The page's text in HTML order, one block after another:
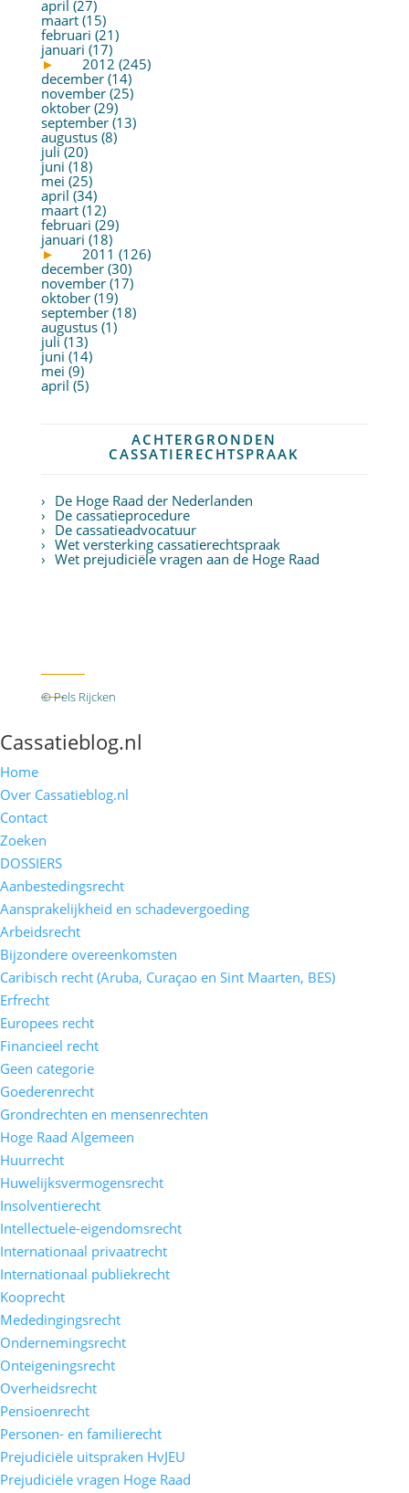
april (27)
maart (15)
februari (21)
januari (17)
►
2012 (245)
december (14)
november (25)
oktober (29)
september (13)
augustus (8)
juli (20)
juni (18)
mei (25)
april (34)
maart (12)
februari (29)
januari (18)
►
2011 (126)
december (30)
november (17)
oktober (19)
september (18)
augustus (1)
juli (13)
juni (14)
mei (9)
april (5)
ACHTERGRONDEN
CASSATIERECHTSPRAAK
De Hoge Raad der Nederlanden
De cassatieprocedure
De cassatieadvocatuur
Wet versterking cassatierechtspraak
Wet prejudiciële vragen aan de Hoge Raad
© Pels Rijcken
Cassatieblog.nl
Home
Over Cassatieblog.nl
Contact
Zoeken
DOSSIERS
Aanbestedingsrecht
Aansprakelijkheid en schadevergoeding
Arbeidsrecht
Bijzondere overeenkomsten
Caribisch recht (Aruba, Curaçao en Sint Maarten, BES)
Erfrecht
Europees recht
Financieel recht
Geen categorie
Goederenrecht
Grondrechten en mensenrechten
Hoge Raad Algemeen
Huurrecht
Huwelijksvermogensrecht
Insolventierecht
Intellectuele-eigendomsrecht
Internationaal privaatrecht
Internationaal publiekrecht
Kooprecht
Mededingingsrecht
Ondernemingsrecht
Onteigeningsrecht
Overheidsrecht
Pensioenrecht
Personen- en familierecht
Prejudiciële uitspraken HvJEU
Prejudiciële vragen Hoge Raad